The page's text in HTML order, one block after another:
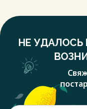
НЕ